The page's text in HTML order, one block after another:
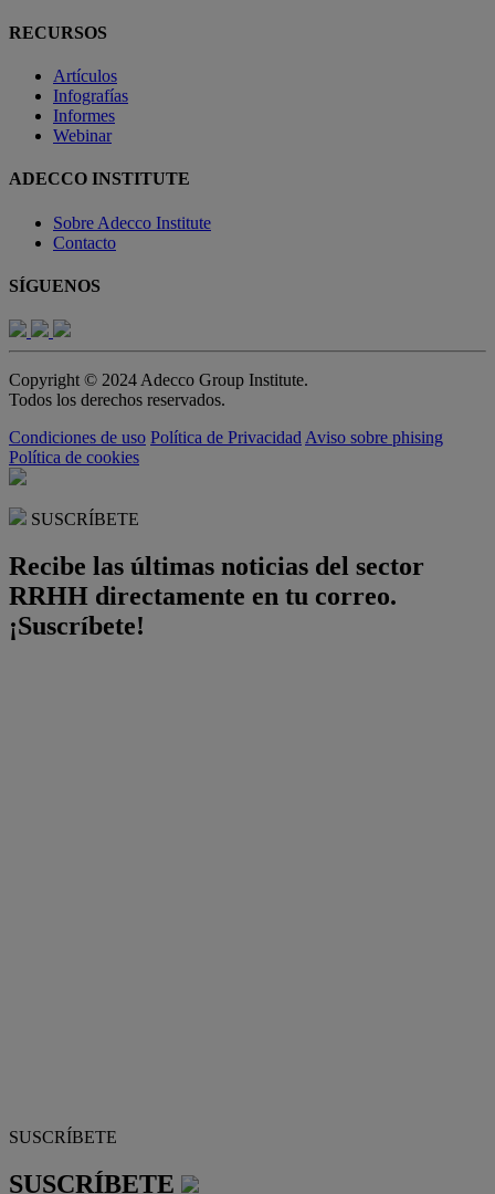
RECURSOS
Artículos
Infografías
Informes
Webinar
ADECCO INSTITUTE
Sobre Adecco Institute
Contacto
SÍGUENOS
Copyright © 2024 Adecco Group Institute.
Todos los derechos reservados.
Condiciones de uso Política de Privacidad Aviso sobre phising
Política de cookies
SUSCRÍBETE
Recibe las últimas noticias del sector
RRHH directamente en tu correo.
¡Suscríbete!
SUSCRÍBETE
SUSCRÍBETE